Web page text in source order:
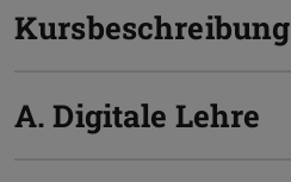
Kursbeschreibung
A. Digitale Lehre